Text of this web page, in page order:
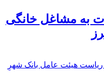
به مشاغل خانگی